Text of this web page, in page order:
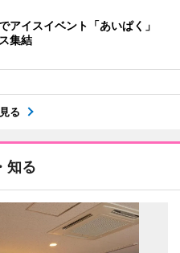
アイスイベント「あいぱく」
集結
る
知る